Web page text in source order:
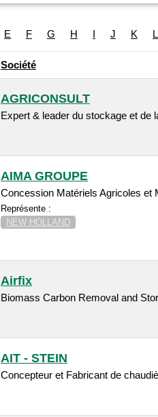
E F G H I J K L
Société
AGRICONSULT
Expert & leader du stockage et de
AIMA GROUPE
Concession Matériels Agricoles et
Représente :
NEW HOLLAND
Airfix
Biomass Carbon Removal and
AIT - STEIN
Concepteur et Fabricant de